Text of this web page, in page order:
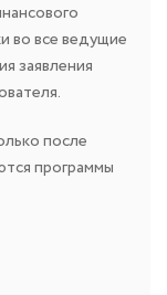
во все ведущие
заявления
после
программы